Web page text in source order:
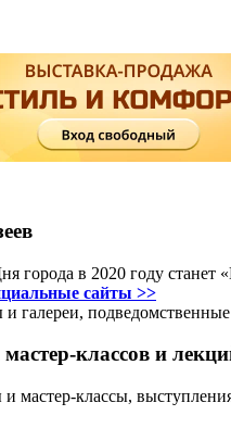
города в 2020 году станет
сайты >>
галереи,
классов и
классы,